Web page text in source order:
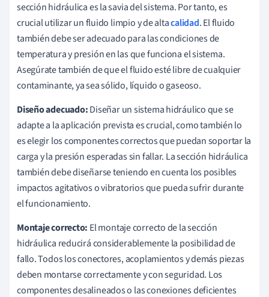
sección hidráulica es la savia del sistema. Por tanto, es
crucial utilizar un fluido limpio y de altacalidad. El fluido
también debe ser adecuado para las condiciones de
temperatura y presión en las que funciona el sistema.
Asegúrate también de que el fluido esté libre de cualquier
contaminante, ya sea sólido, líquido o gaseoso.
Diseño adecuado:Diseñar un sistema hidráulico que se
adapte a la aplicación prevista es crucial, como también lo
es elegir los componentes correctos que puedan soportar la
carga y la presión esperadas sin fallar. La sección hidráulica
también debe diseñarse teniendo en cuenta los posibles
impactos agitativos o vibratorios que pueda sufrir durante
el funcionamiento.
Montaje correcto: El montaje correcto de la sección
hidráulica reducirá considerablemente la posibilidad de
fallo. Todos los conectores, acoplamientos y demás piezas
deben montarse correctamente y con seguridad. Los
componentes desalineados o las conexiones deficientes